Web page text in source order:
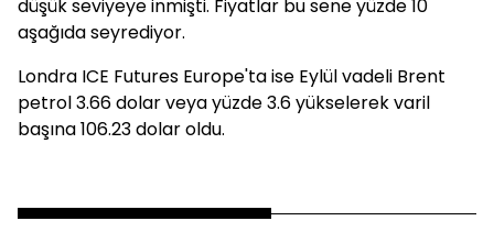
düşük seviyeye inmişti. Fiyatlar bu sene yüzde 10
aşağıda seyrediyor.
Londra ICE Futures Europe'ta ise Eylül vadeli Brent
petrol 3.66 dolar veya yüzde 3.6 yükselerek varil
başına 106.23 dolar oldu.